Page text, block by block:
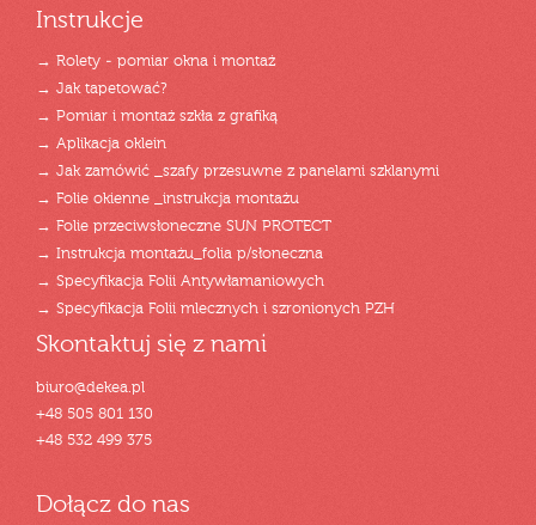
Instrukcje
→ Rolety - pomiar okna i montaż
→ Jak tapetować?
→ Pomiar i montaż szkła z grafiką
→ Aplikacja oklein
→ Jak zamówić _szafy przesuwne z panelami szklanymi
→ Folie okienne _instrukcja montażu
→ Folie przeciwsłoneczne SUN PROTECT
→ Instrukcja montażu_folia p/słoneczna
→ Specyfikacja Folii Antywłamaniowych
→ Specyfikacja Folii mlecznych i szronionych PZH
Skontaktuj się z nami
biuro@dekea.pl
+48 505 801 130
+48 532 499 375
Dołącz do nas